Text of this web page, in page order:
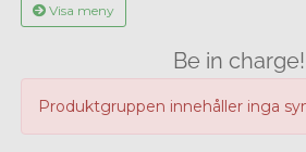
Visa meny
Be in charge!
Produktgruppen innehåller inga